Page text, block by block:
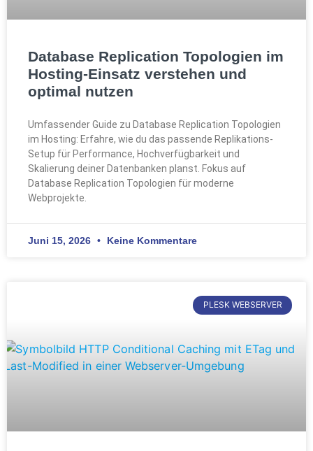
Database Replication Topologien im
Hosting-Einsatz verstehen und
optimal nutzen
Umfassender Guide zu Database Replication Topologien
im Hosting: Erfahre, wie du das passende Replikations-
Setup für Performance, Hochverfügbarkeit und
Skalierung deiner Datenbanken planst. Fokus auf
Database Replication Topologien für moderne
Webprojekte.
Juni 15, 2026 Keine Kommentare
PLESK WEBSERVER